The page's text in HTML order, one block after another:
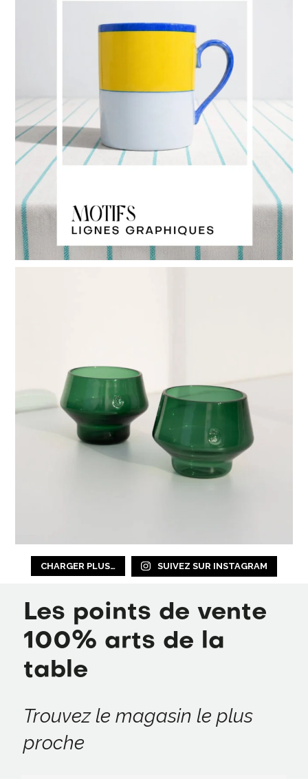
CHARGER PLUS… SUIVEZ SUR INSTAGRAM
Les points de vente
100% arts de la
table
Trouvez le magasin le plus
proche